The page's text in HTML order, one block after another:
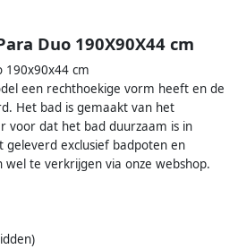
Duo 190X90X44 cm
190x90x44 cm
een rechthoekige vorm heeft en de
Het bad is gemaakt van het
voor dat het bad duurzaam is in
exclusief badpoten en
wel te verkrijgen via onze webshop.